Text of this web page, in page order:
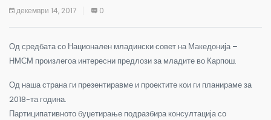
декември 14, 2017 0
Од средбата со Национален младински совет на Македонија –
НМСМ произлегоа интересни предлози за младите во Карпош.
Од наша страна ги презентиравме и проектите кои ги планираме за
2018-та година.
Партиципативното буџетирање подразбира консултација со